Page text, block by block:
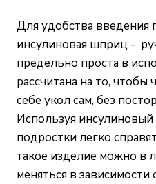
Для удобства введения
инсулиновая шприц -
предельно проста в
рассчитана на то, чтобы
себе укол сам, без
Используя
подростки легко
такое изделие можно в
меняться в зависимости